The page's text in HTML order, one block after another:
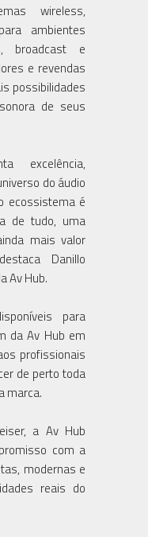
wireless,
ambientes
broadcast e
e revendas
possibilidades
de seus
excelência,
do áudio
ecossistema é
de tudo, uma
mais valor
Danillo
Av Hub.
para
da Av Hub em
profissionais
de perto toda
marca.
a Av Hub
com a
modernas e
reais do